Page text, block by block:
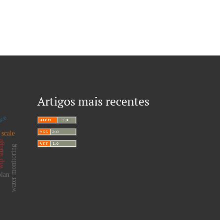
water monitoring
Artigos mais recentes